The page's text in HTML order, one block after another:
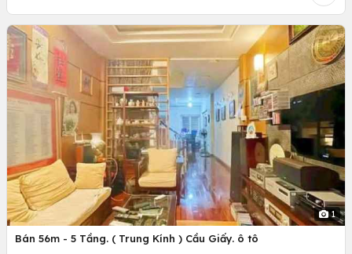
1
Bán 56m - 5 Tầng. ( Trung Kính ) Cầu Giấy. ô tô